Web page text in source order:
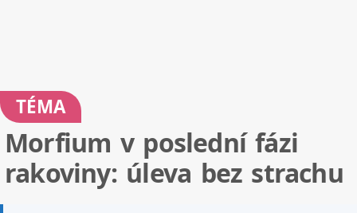
TÉMA
Morfium v poslední fázi
rakoviny: úleva bez strachu